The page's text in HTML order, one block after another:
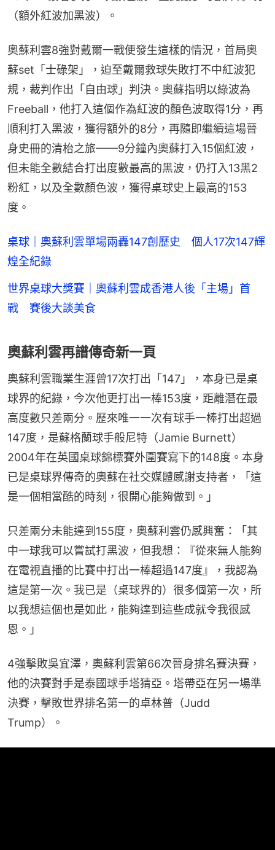
（額外紅波加黑波）。
奧蘇利雲8強對戴爾一戰便發生這樣的情況，首局奧
蘇set「士碌架」，迫至戴爾救球失敗打不中紅波犯
規，裁判作出「自由球」判決。奧蘇指明以綠波為
Freeball，他打入這個作為紅波的顏色波取得1分，再
順利打入黑波，獲得額外的8分，再隨即繼續這場晉
身史冊的清枱之旅——9分鐘內奧蘇打入15個紅波，
但未能全數結合打出度數最高的黑波，仍打入13黑2
粉紅，以及全數顏色波，獲得桌球史上最高的153
度。
桌球｜奧蘇利雲單場兩轟147創歷史 個人17次147輝
煌全紀錄
世界桌球大獎賽｜奧蘇利雲成香港人後「主場」首
戰 賽後大談美食
奧蘇利雲再譜傳奇新一頁
奧蘇利雲職業生涯曾17次打出「147」，本身已是桌
球界的紀錄，今次他更打出一棒153度，距離潛在最
高度數只差兩分。歷來唯一一次有球手一棒打出超過
147度，是蘇格蘭球手般尼特（Jamie Burnett）
2004年在英國桌球錦標賽外圍賽寫下的148度。本身
已是桌球界傳奇的奧蘇在社交媒體感謝支持者，「這
是一個相當酷的時刻，很開心能夠做到。」
只差兩分未能達到155度，奧蘇利雲仍感興奮：「其
中一球我可以嘗試打黑波，但我想：『從來無人能夠
在電視直播的比賽中打出一棒超過147度』，我認為
這是第一次。我已是（桌球界的）很多個第一次，所
以我想這個也是如此，能夠達到這些成就令我很感
恩。」
4強擊敗吳宜澤，奧蘇利雲第66次晉身排名賽決賽，
他的決賽對手是泰國球手塔猜亞。塔帶亞在另一場準
決賽，擊敗世界排名第一的卓林普（Judd
Trump）。